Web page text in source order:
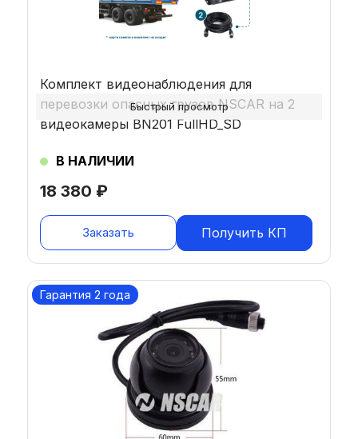
18 380 ₽
Комплект видеонаблюдения для
перевозки опасных грузов NSCAR на 2
видеокамеры BN201 FullHD_SD
В НАЛИЧИИ
Заказать Получить КП
Быстрый просмотр
Гарантия 2 года